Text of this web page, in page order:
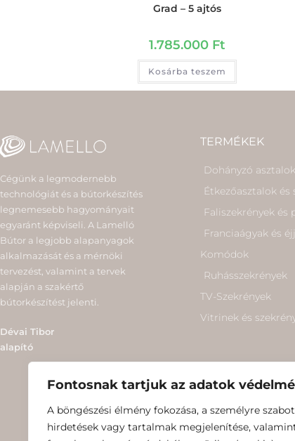
Fontosnak tartjuk az adatok
A böngészési élmény fokozása, a személyre
hirdetések vagy tartalmak megjelenítése,
Grad – 5 ajtós
1.785.000 Ft
Kosárba teszem
Cégünk a legmodernebb
technológiát és a bútorkészítés
legnemesebb hagyományait
egyaránt képviseli. A Lamelló
Bútor a legjobb alapanyagok
alkalmazását és a mérnöki
tervezést, valamint a tervek
alapján a szakértő
bútorkészítést jelenti.
Dévai Tibor
alapító
TERMÉKEK
Dohányzó asztalok
Étkezőasztalok és
Faliszekrények és
Franciaágyak és
Komódok
Ruhásszekrények
TV-Szekrények
Vitrinek és